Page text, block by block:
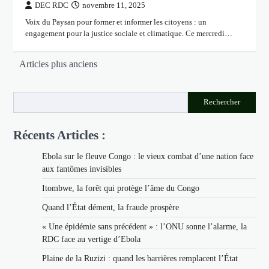
DEC RDC novembre 11, 2025
Voix du Paysan pour former et informer les citoyens : un
engagement pour la justice sociale et climatique. Ce mercredi…
Navigation
articles
Articles plus anciens
Rechercher
Récents Articles :
Ebola sur le fleuve Congo : le vieux combat d’une nation face
aux fantômes invisibles
Itombwe, la forêt qui protège l’âme du Congo
Quand l’État dément, la fraude prospère
« Une épidémie sans précédent » : l’ONU sonne l’alarme, la
RDC face au vertige d’Ebola
Plaine de la Ruzizi : quand les barrières remplacent l’État